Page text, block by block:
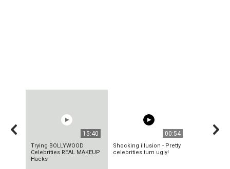
15:40
Trying BOLLYWOOD
Celebrities REAL MAKEUP
Hacks
00:54
Shocking illusion - Pretty
celebrities turn ugly!